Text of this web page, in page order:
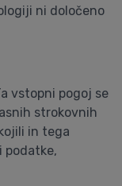
ni določeno
vstopni pogoj se
strokovnih
in tega
podatke,